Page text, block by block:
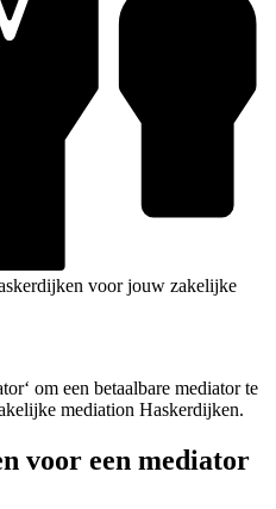
voor jouw zakelijke
om een betaalbare mediator te
mediation Haskerdijken.
voor een mediator